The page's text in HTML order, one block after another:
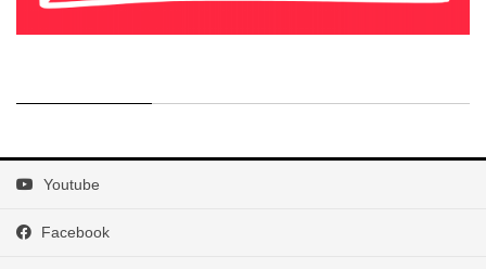
Youtube
Facebook